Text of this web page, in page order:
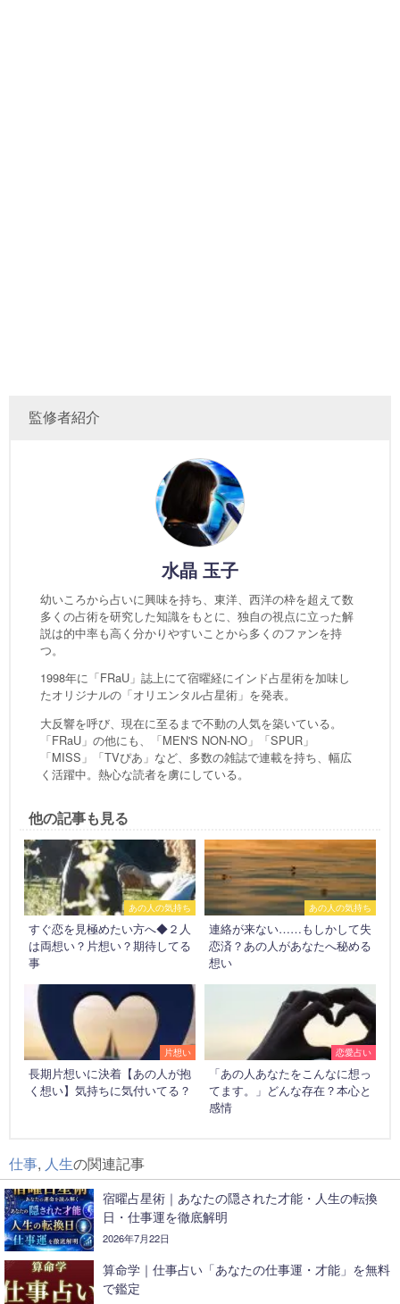
監修者紹介
水晶 玉子
幼いころから占いに興味を持ち、東洋、西洋の枠を超えて数
多くの占術を研究した知識をもとに、独自の視点に立った解
説は的中率も高く分かりやすいことから多くのファンを持
つ。
1998年に「FRaU」誌上にて宿曜経にインド占星術を加味し
たオリジナルの「オリエンタル占星術」を発表。
大反響を呼び、現在に至るまで不動の人気を築いている。
「FRaU」の他にも、「MEN'S NON-NO」「SPUR」
「MISS」「TVぴあ」など、多数の雑誌で連載を持ち、幅広
く活躍中。熱心な読者を虜にしている。
他の記事も見る
あの人の気持ち
すぐ恋を見極めたい方へ◆２人
は両想い？片想い？期待してる
事
あの人の気持ち
連絡が来ない……もしかして失
恋済？あの人があなたへ秘める
想い
片想い
長期片想いに決着【あの人が抱
く想い】気持ちに気付いてる？
恋愛占い
「あの人あなたをこんなに想っ
てます。」どんな存在？本心と
感情
仕事, 人生の関連記事
宿曜占星術｜あなたの隠された才能・人生の転換
日・仕事運を徹底解明
2026年7月22日
算命学｜仕事占い「あなたの仕事運・才能」を無料
で鑑定